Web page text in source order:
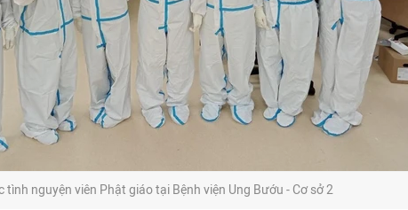
tình nguyện viên Phật giáo tại Bệnh viện Ung Bướu - Cơ sở 2